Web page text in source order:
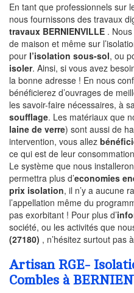
En tant que professionnels sur
nous fournissons des travaux
travaux BERNIENVILLE .
de maison et même sur
pour l’isolation sous-sol, ou
isoler. Ainsi, si vous avez
la bonne adresse ! En nous
bénéficierez d’ouvrages de
les savoir-faire nécessaires, à
soufflage. Les matériaux que
laine de verre) sont aussi de
intervention, vous allez
ce qui est de leur
Le système que nous
permettra plus d’economies
prix isolation, il n’y a aucune
l’appellation même du
pas exorbitant ! Pour plus d’
société, ou les activités que
(27180) , n’hésitez surtout pas
Artisan RGE-
Combles à